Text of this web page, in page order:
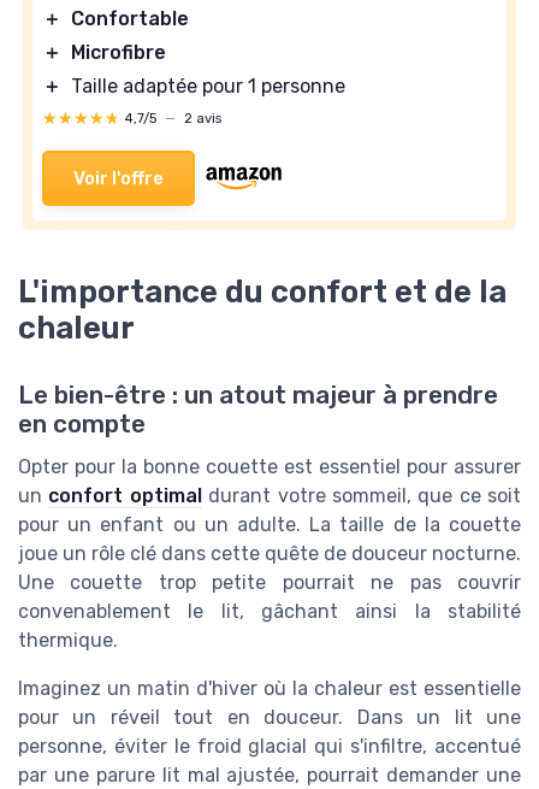
＋
Confortable
＋
Microfibre
＋
Taille adaptée pour 1 personne
★★★★★
★★★★★ 4,7/5 — 2 avis
Voir l'offre
L'importance du confort et de la
chaleur
Le bien-être : un atout majeur à prendre
en compte
Opter pour la bonne couette est essentiel pour assurer
un confort optimal durant votre sommeil, que ce soit
pour un enfant ou un adulte. La taille de la couette
joue un rôle clé dans cette quête de douceur nocturne.
Une couette trop petite pourrait ne pas couvrir
convenablement le lit, gâchant ainsi la stabilité
thermique.
Imaginez un matin d'hiver où la chaleur est essentielle
pour un réveil tout en douceur. Dans un lit une
personne, éviter le froid glacial qui s'infiltre, accentué
par une parure lit mal ajustée, pourrait demander une